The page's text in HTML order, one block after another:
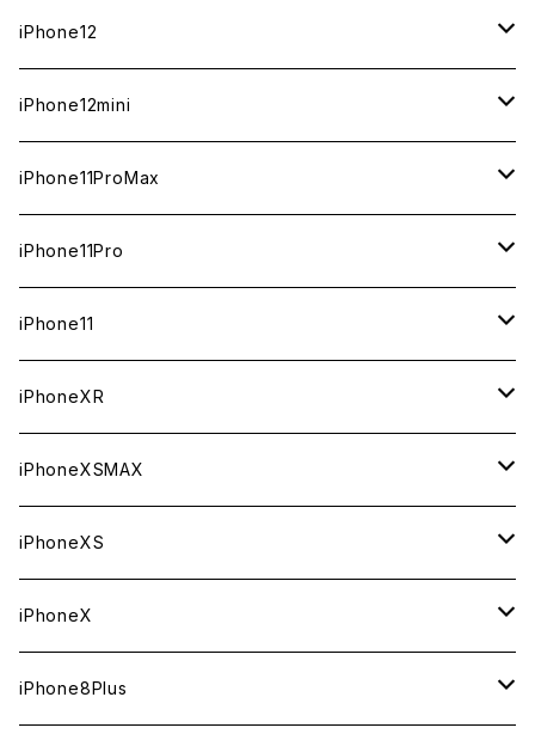
中古（整備済み）
中古（整備済み）
新品
中古（整備済み）
中古（整備済み）
新品
中古（整備済み）
中古（整備済み）
新品
中古（整備済み）
128GB
新品
中古（整備済み）
新品
中古（整備済み）
256GB
新品
中古（整備済み）
512GB
新品
中古（整備済み）
512GB
新品
中古（整備済み）
256GB
新品
中古（整備済み）
128GB
新品
中古（整備済み）
iPhone12
256GB
新品
中古（整備済み）
128GB
新品
中古（整備済み）
64GB
新品
中古（整備済み）
iPhone12mini
256GB
新品
中古（整備済み）
128GB
新品
中古（整備済み）
64GB
新品
中古（整備済み）
iPhone11ProMax
512GB
新品
中古（整備済み）
256GB
新品
中古（整備済み）
64GB
新品
中古（整備済み）
iPhone11Pro
512GB
新品
中古（整備済み）
256GB
新品
中古（整備済み）
64GB
新品
中古（整備済み）
iPhone11
256GB
新品
中古（整備済み）
128GB
新品
中古（整備済み）
64GB
新品
中古（整備済み）
iPhoneXR
256GB
新品
中古（整備済み）
128GB
新品
中古（整備済み）
64GB
新品
iPhoneXSMAX
512GB
新品
中古（整備済み）
256GB
新品
64GB
iPhoneXS
512GB
新品
256GB
iPhoneX
256GB
iPhone8Plus